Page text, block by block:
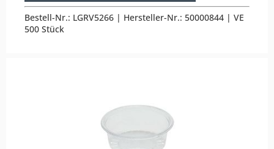
Bestell-Nr.: LGRV5266 | Hersteller-Nr.: 50000844 | VE
500 Stück